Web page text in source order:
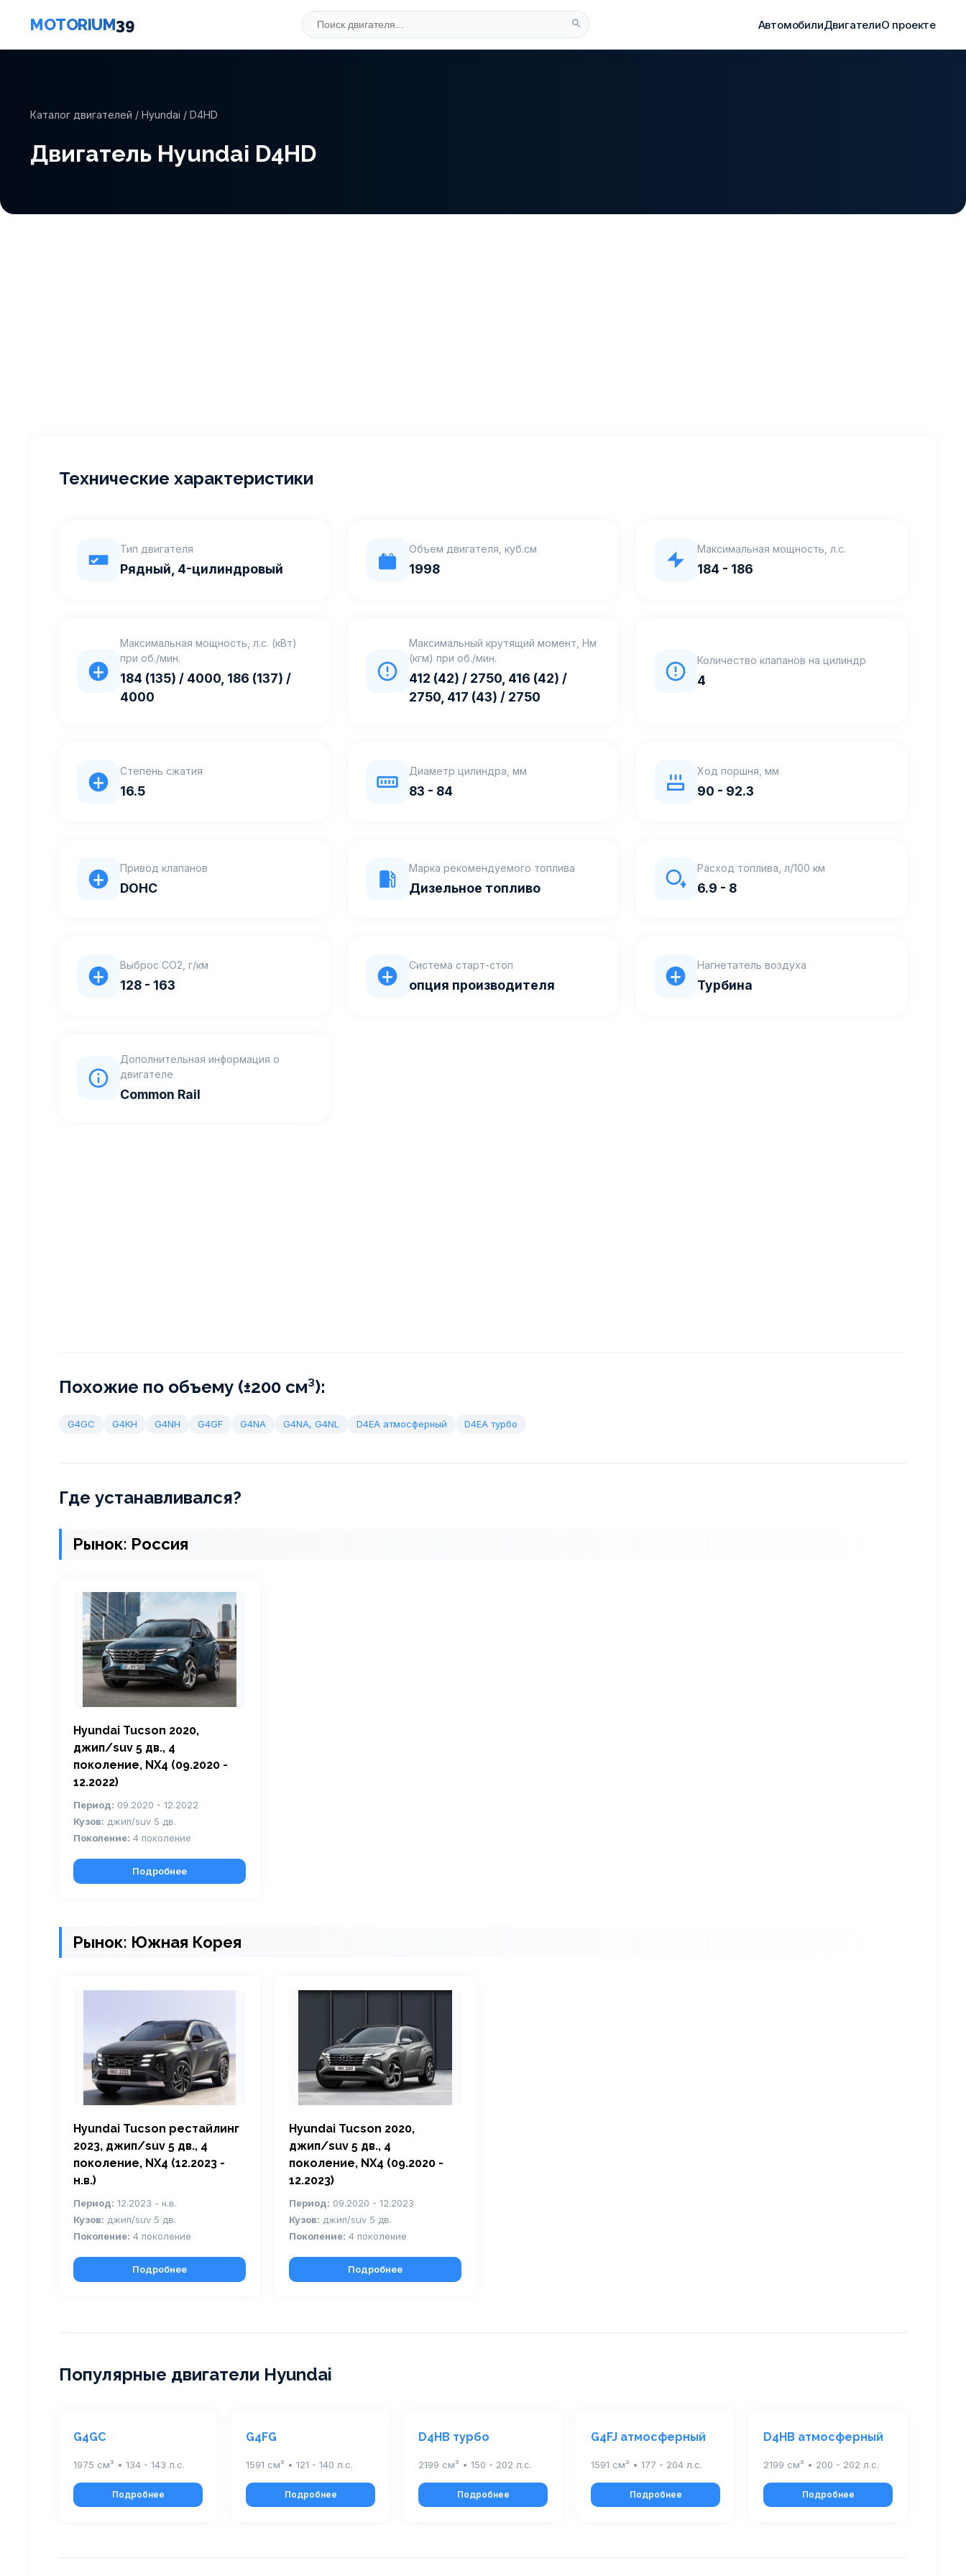
MOTORIUM39 АвтомобилиДвигателиО проекте
Каталог двигателей / Hyundai / D4HD
Двигатель Hyundai D4HD
Технические характеристики
Тип двигателя
Рядный, 4-цилиндровый
Объем двигателя, куб.см
1998
Максимальная мощность, л.с.
184 - 186
Максимальная мощность, л.с. (кВт)
при об./мин.
184 (135) / 4000, 186 (137) /
4000
Максимальный крутящий момент, Нм
(кгм) при об./мин.
412 (42) / 2750, 416 (42) /
2750, 417 (43) / 2750
Количество клапанов на цилиндр
4
Степень сжатия
16.5
Диаметр цилиндра, мм
83 - 84
Ход поршня, мм
90 - 92.3
Привод клапанов
DOHC
Марка рекомендуемого топлива
Дизельное топливо
Расход топлива, л/100 км
6.9 - 8
Выброс CO2, г/км
128 - 163
Система старт-стоп
опция производителя
Нагнетатель воздуха
Турбина
Дополнительная информация о
двигателе
Common Rail
Похожие по объему (±200 см³):
G4GC G4KH G4NH G4GF G4NA G4NA, G4NL D4EA атмосферный D4EA турбо
Где устанавливался?
Рынок: Россия
Hyundai Tucson 2020,
джип/suv 5 дв., 4
поколение, NX4 (09.2020 -
12.2022)
Период: 09.2020 - 12.2022
Кузов: джип/suv 5 дв.
Поколение: 4 поколение
Подробнее
Рынок: Южная Корея
Hyundai Tucson рестайлинг
2023, джип/suv 5 дв., 4
поколение, NX4 (12.2023 -
н.в.)
Период: 12.2023 - н.в.
Кузов: джип/suv 5 дв.
Поколение: 4 поколение
Подробнее
Hyundai Tucson 2020,
джип/suv 5 дв., 4
поколение, NX4 (09.2020 -
12.2023)
Период: 09.2020 - 12.2023
Кузов: джип/suv 5 дв.
Поколение: 4 поколение
Подробнее
Популярные двигатели Hyundai
G4GC
1975 см³ • 134 - 143 л.с.
Подробнее
G4FG
1591 см³ • 121 - 140 л.с.
Подробнее
D4HB турбо
2199 см³ • 150 - 202 л.с.
Подробнее
G4FJ атмосферный
1591 см³ • 177 - 204 л.с.
Подробнее
D4HB атмосферный
2199 см³ • 200 - 202 л.с.
Подробнее